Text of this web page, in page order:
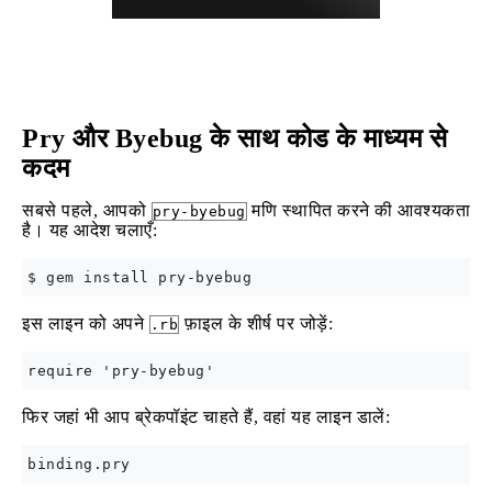
Pry और Byebug के साथ कोड के माध्यम से
कदम
सबसे पहले, आपको pry-byebug मणि स्थापित करने की आवश्यकता
है। यह आदेश चलाएँ:
इस लाइन को अपने .rb फ़ाइल के शीर्ष पर जोड़ें:
फिर जहां भी आप ब्रेकपॉइंट चाहते हैं, वहां यह लाइन डालें: